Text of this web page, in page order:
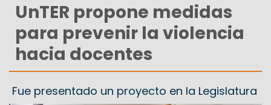
UnTER propone medidas
para prevenir la violencia
hacia docentes
Fue presentado un proyecto en la Legislatura